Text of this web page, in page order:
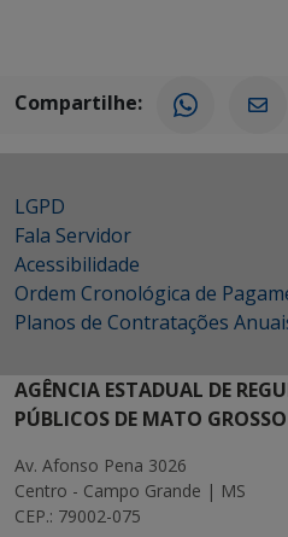
Compartilhe:
LGPD
Fala Servidor
Acessibilidade
Ordem Cronológica de
Planos de Contratações
AGÊNCIA ESTADUAL DE
PÚBLICOS DE MATO
Av. Afonso Pena 3026
Centro - Campo Grande | MS
CEP.: 79002-075